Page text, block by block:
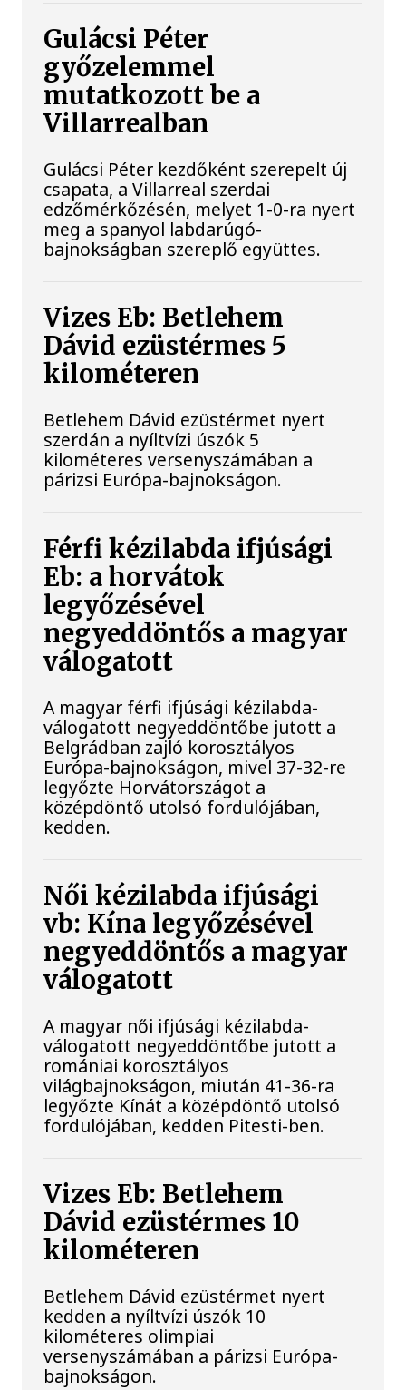
Gulácsi Péter
győzelemmel
mutatkozott be a
Villarrealban
Gulácsi Péter kezdőként szerepelt új
csapata, a Villarreal szerdai
edzőmérkőzésén, melyet 1-0-ra nyert
meg a spanyol labdarúgó-
bajnokságban szereplő együttes.
Vizes Eb: Betlehem
Dávid ezüstérmes 5
kilométeren
Betlehem Dávid ezüstérmet nyert
szerdán a nyíltvízi úszók 5
kilométeres versenyszámában a
párizsi Európa-bajnokságon.
Férfi kézilabda ifjúsági
Eb: a horvátok
legyőzésével
negyeddöntős a magyar
válogatott
A magyar férfi ifjúsági kézilabda-
válogatott negyeddöntőbe jutott a
Belgrádban zajló korosztályos
Európa-bajnokságon, mivel 37-32-re
legyőzte Horvátországot a
középdöntő utolsó fordulójában,
kedden.
Női kézilabda ifjúsági
vb: Kína legyőzésével
negyeddöntős a magyar
válogatott
A magyar női ifjúsági kézilabda-
válogatott negyeddöntőbe jutott a
romániai korosztályos
világbajnokságon, miután 41-36-ra
legyőzte Kínát a középdöntő utolsó
fordulójában, kedden Pitesti-ben.
Vizes Eb: Betlehem
Dávid ezüstérmes 10
kilométeren
Betlehem Dávid ezüstérmet nyert
kedden a nyíltvízi úszók 10
kilométeres olimpiai
versenyszámában a párizsi Európa-
bajnokságon.